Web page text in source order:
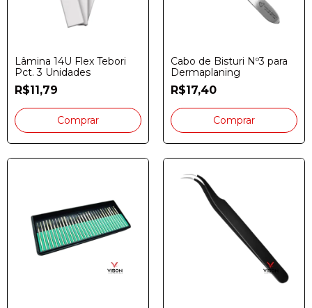
Lâmina 14U Flex Tebori
Pct. 3 Unidades
R$11,79
Cabo de Bisturi Nº3 para
Dermaplaning
R$17,40